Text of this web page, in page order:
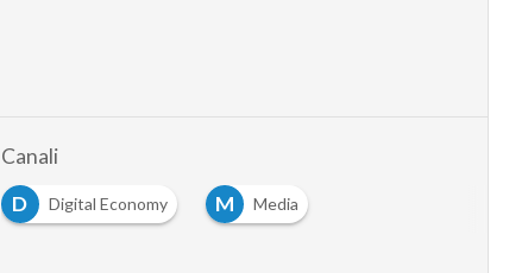
Canali
D
Digital Economy M Media